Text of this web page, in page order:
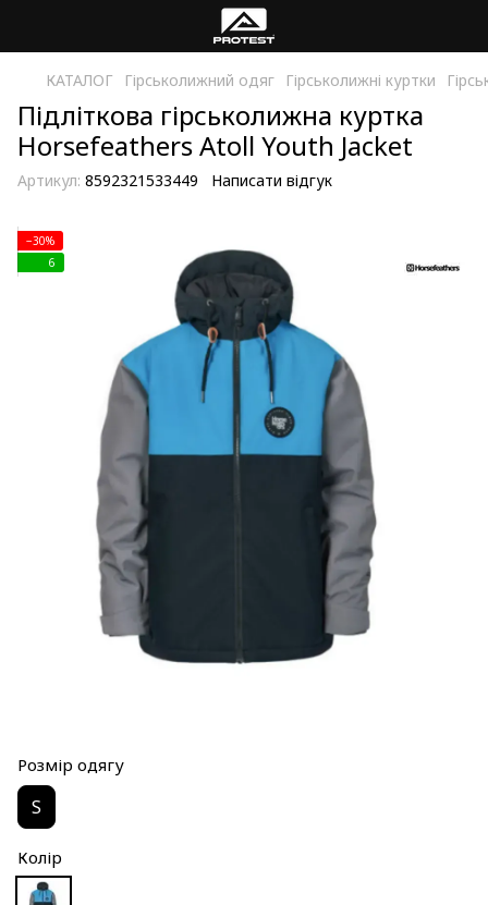
КАТАЛОГ Гірськолижний одяг Гірськолижні куртки
Підліткова гірськолижна куртка
Horsefeathers Atoll Youth Jacket
Артикул: 8592321533449 Написати відгук
−30%
6
Розмір одягу
S
Колір